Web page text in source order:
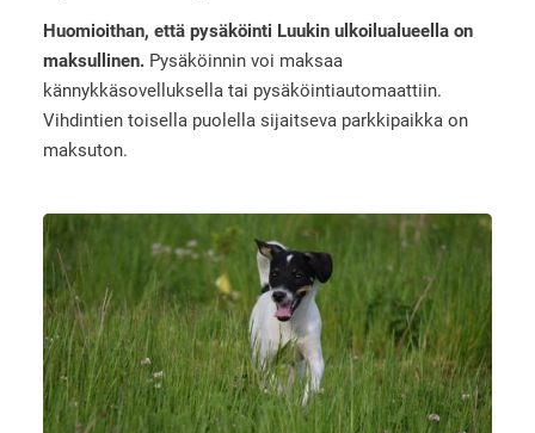
Huomioithan, että pysäköinti Luukin ulkoilualueella on
maksullinen. Pysäköinnin voi maksaa
kännykkäsovelluksella tai pysäköintiautomaattiin.
Vihdintien toisella puolella sijaitseva parkkipaikka on
maksuton.